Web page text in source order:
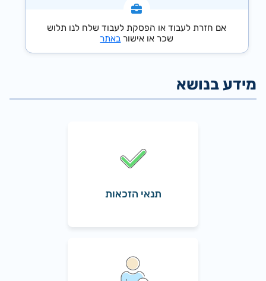
אם חזרת לעבוד או הפסקת לעבוד שלח לנו תלוש
שכר או אישורבאתר
תנאי הזכאות